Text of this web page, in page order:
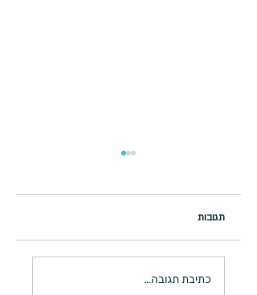
תגובות
כתיבת תגובה...